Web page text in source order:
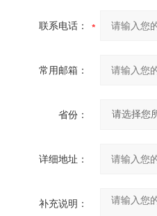
联系电话：
常用邮箱：
省份：
详细地址：
补充说明：